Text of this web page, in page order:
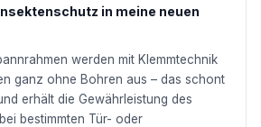
in meine neuen
werden mit Klemmtechnik
ganz ohne Bohren aus – das schont
erhält die Gewährleistung des
bestimmten Tür- oder